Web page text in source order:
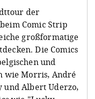
der
Comic Strip
großformatige
Die Comics
und
wie Morris, André
und Albert Uderzo,